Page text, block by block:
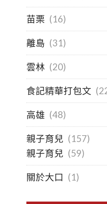
苗栗 (16)
離島 (31)
雲林 (20)
食記精華打包文
高雄 (48)
親子育兒 (157)
親子育兒 (59)
關於大口 (1)